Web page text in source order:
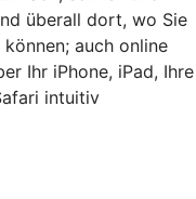
überall dort, wo Sie
auch online
Ihr iPhone, iPad, Ihre
intuitiv